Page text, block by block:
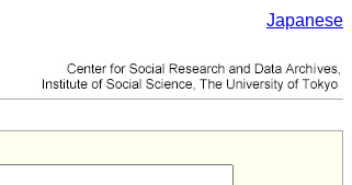
Japanese